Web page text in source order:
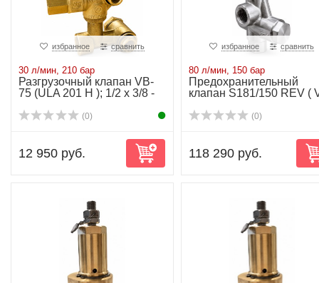
избранное сравнить
30 л/мин, 210 бар
Разгрузочный клапан VB-
75 (ULA 201 H ); 1/2 х 3/8 -
(0)
12 950 руб.
избранное сравнить
80 л/мин, 150 бар
Предохранительный
клапан S181/150 REV (
(0)
118 290 руб.